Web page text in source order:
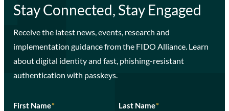
Stay Connected, Stay Engaged
Receive the latest news, events, research and
implementation guidance from the FIDO Alliance. Learn
about digital identity and fast, phishing-resistant
authentication with passkeys.
First Name* Last Name*